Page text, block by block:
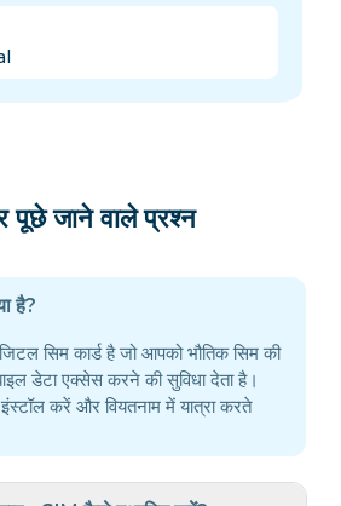
पूछे जाने वाले प्रश्न
है?
सिम कार्ड है जो आपको भौतिक सिम की
डेटा एक्सेस करने की सुविधा देता है।
करें और वियतनाम में यात्रा करते